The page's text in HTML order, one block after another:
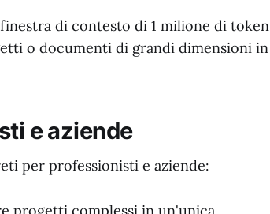
di contesto di 1 milione di token
o documenti di grandi dimensioni in
e aziende
per professionisti e aziende: